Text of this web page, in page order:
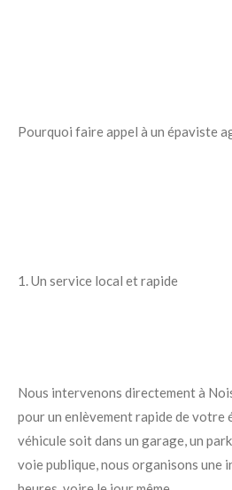
Pourquoi faire appel à un épaviste
1. Un service local et rapide
Nous intervenons directement à
pour un enlèvement rapide de votre
véhicule soit dans un garage, un
voie publique, nous organisons une